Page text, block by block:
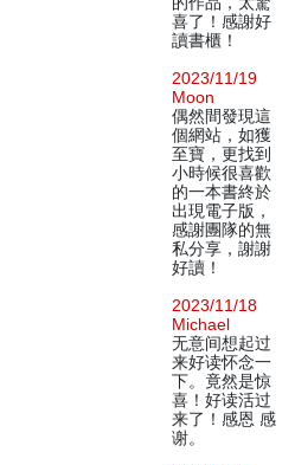
喜了！感謝好
讀書櫃！
2023/11/19
Moon
偶然間發現這
個網站，如獲
至寶，更找到
小時候很喜歡
的一本書終於
出現電子版，
感謝團隊的無
私分享，謝謝
好讀！
2023/11/18
Michael
无意间想起过
来好读怀念一
下。竟然是惊
喜！好读活过
来了！感恩 感
谢。